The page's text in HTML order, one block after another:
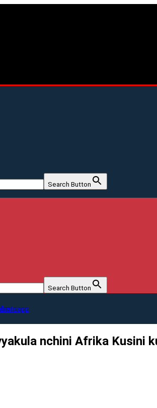
Search Button
Search Button
nchini Afrika Kusini